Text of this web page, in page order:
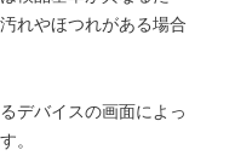
れやほつれがある場合
デバイスの画面によっ
。